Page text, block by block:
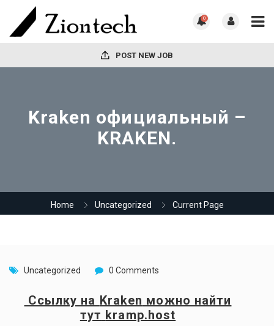
0
POST NEW JOB
Kraken официальный –
KRAKEN.
Home Uncategorized Current Page
Uncategorized 0 Comments
Ссылку на Kraken можно найти
тут kramp.host